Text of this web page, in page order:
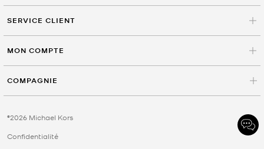
SERVICE CLIENT
MON COMPTE
COMPAGNIE
©2026 Michael Kors
Confidentialité